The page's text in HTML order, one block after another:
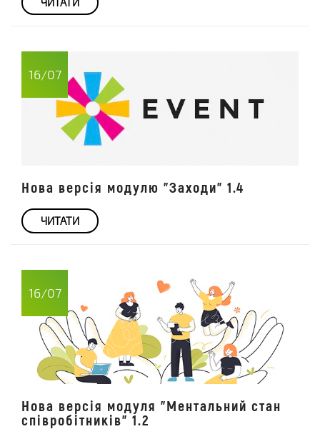
16/07
Нова версія модулю "Заходи" 1.4
ЧИТАТИ
16/07
Нова версія модуля "Ментальний стан
співробітників" 1.2